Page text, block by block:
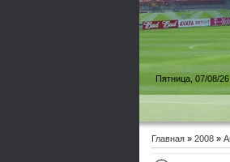
Пятница, 07/08/
Главная » 2008 »